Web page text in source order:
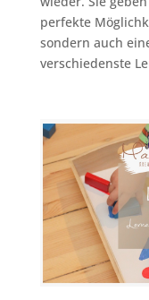
perfekte
sondern auch
verschiedenste